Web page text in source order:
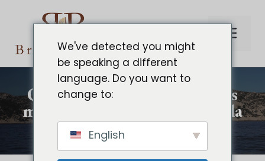
Que visiter à Marseille ? Les
meilleurs endroits à voir de la
cité phocéenne
We've detected you might
be speaking a different
language. Do you want to
change to:
English